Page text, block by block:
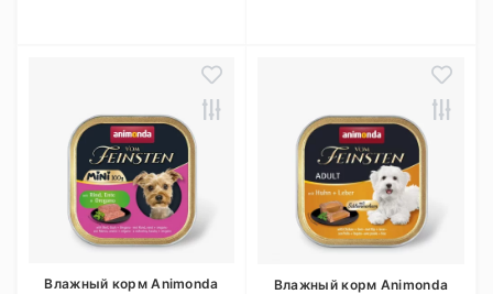
Влажный корм Animonda
Влажный корм Animonda